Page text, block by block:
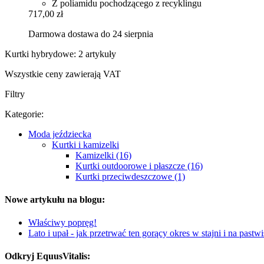
Z poliamidu pochodzącego z recyklingu
717,00 zł
Darmowa dostawa do 24 sierpnia
Kurtki hybrydowe: 2 artykuły
Wszystkie ceny zawierają VAT
Filtry
Kategorie:
Moda jeździecka
Kurtki i kamizelki
Kamizelki (16)
Kurtki outdoorowe i płaszcze (16)
Kurtki przeciwdeszczowe (1)
Nowe artykułu na blogu:
Właściwy popręg!
Lato i upał - jak przetrwać ten gorący okres w stajni i na
Odkryj EquusVitalis: